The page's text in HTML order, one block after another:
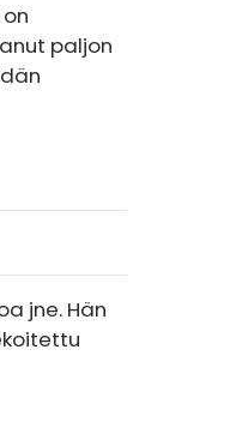
paljon
jne. Hän